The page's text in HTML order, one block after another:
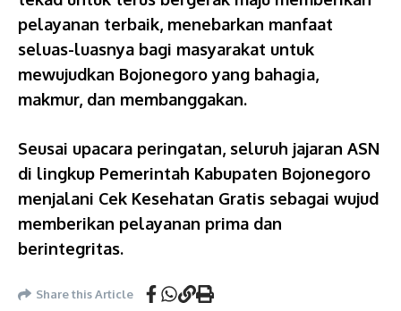
pelayanan terbaik, menebarkan manfaat
seluas-luasnya bagi masyarakat untuk
mewujudkan Bojonegoro yang bahagia,
makmur, dan membanggakan.
Seusai upacara peringatan, seluruh jajaran ASN
di lingkup Pemerintah Kabupaten Bojonegoro
menjalani Cek Kesehatan Gratis sebagai wujud
memberikan pelayanan prima dan
berintegritas.
Share this Article